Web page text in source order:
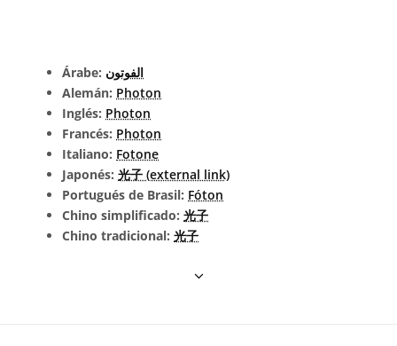
Árabe: الفوتون
Alemán: Photon
Inglés: Photon
Francés: Photon
Italiano: Fotone
Japonés: 光子 (external link)
Portugués de Brasil: Fóton
Chino simplificado: 光子
Chino tradicional: 光子